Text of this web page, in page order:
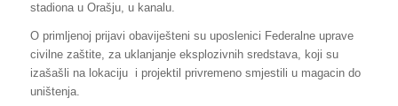
stadiona u Orašju, u kanalu.
O primljenoj prijavi obaviješteni su uposlenici Federalne uprave
civilne zaštite, za uklanjanje eksplozivnih sredstava, koji su
izašašli na lokaciju i projektil privremeno smjestili u magacin do
uništenja.